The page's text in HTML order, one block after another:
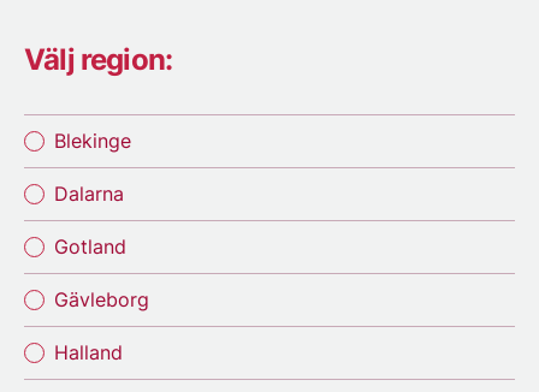
Välj region:
Blekinge
Dalarna
Gotland
Gävleborg
Halland